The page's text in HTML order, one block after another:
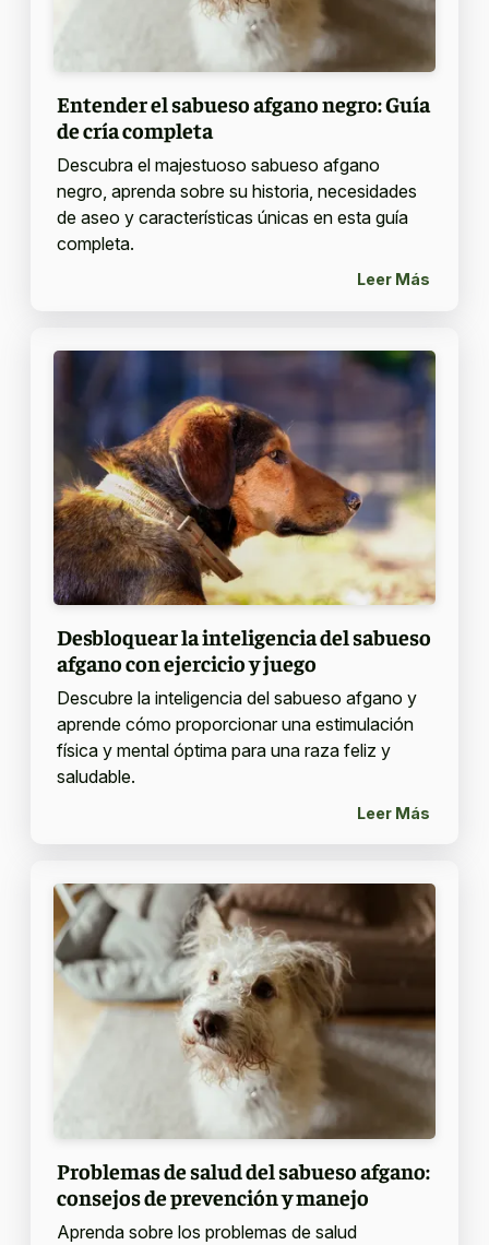
Entender el sabueso afgano negro: Guía
de cría completa
Descubra el majestuoso sabueso afgano
negro, aprenda sobre su historia, necesidades
de aseo y características únicas en esta guía
completa.
Leer Más
Desbloquear la inteligencia del sabueso
afgano con ejercicio y juego
Descubre la inteligencia del sabueso afgano y
aprende cómo proporcionar una estimulación
física y mental óptima para una raza feliz y
saludable.
Leer Más
Problemas de salud del sabueso afgano:
consejos de prevención y manejo
Aprenda sobre los problemas de salud